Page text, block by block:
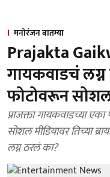
मनोरंजन बातम्या
Prajakta
गायकवाडचं
फोटोवरून सोशल
प्राजक्ता गायकवाडच्या
सोशल मीडियावर तिच्या
लग्न ठरलं का?